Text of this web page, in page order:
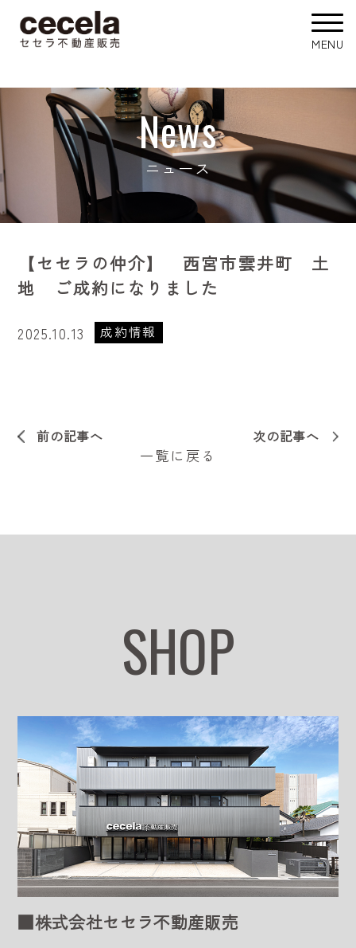
News
ニュース
【セセラの仲介】 西宮市雲井町 土
地 ご成約になりました
2025.10.13 成約情報
前の記事へ 次の記事へ
一覧に戻る
SHOP
■株式会社セセラ不動産販売